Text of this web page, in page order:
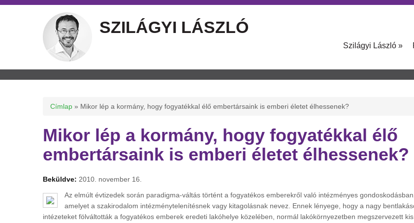
SZILÁGYI LÁSZLÓ
Szilágyi László »
Jelenlegi hely
Címlap » Mikor lép a kormány, hogy fogyatékkal élő embertársaink is emberi életet élhessenek?
Mikor lép a kormány, hogy fogyatékkal élő
embertársaink is emberi életet élhessenek?
Beküldve: 2010. november 16.
Az elmúlt évtizedek során paradigma-váltás történt a fogyatékos emberekről való intézményes gondoskodásban,
amelyet a szakirodalom intézménytelenítésnek vagy kitagolásnak nevez. Ennek lényege, hogy a nagy
intézeteket fölváltották a fogyatékos emberek eredeti lakóhelye közelében, normál lakókörnyezetben megszervezett kis